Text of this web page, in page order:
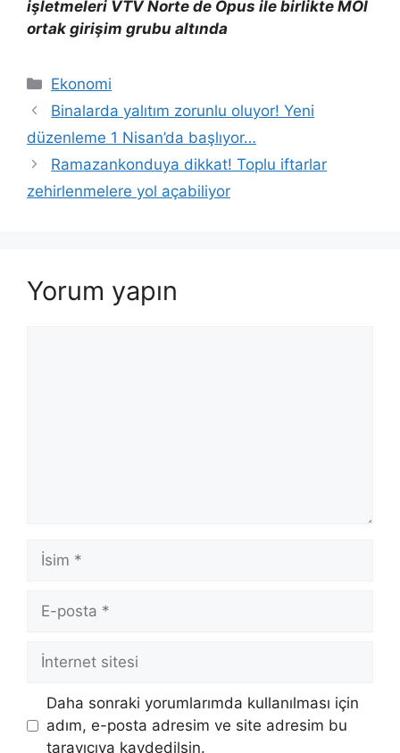
işletmeleri VTV Norte de Opus ile birlikte MOI
ortak girişim grubu altında
Kategoriler
Ekonomi
Binalarda yalıtım zorunlu oluyor! Yeni
düzenleme 1 Nisan’da başlıyor…
Ramazankonduya dikkat! Toplu iftarlar
zehirlenmelere yol açabiliyor
Yorum yapın
İsim
posta
İnternet
Daha sonraki yorumlarımda kullanılması için
adım, e-posta adresim ve site adresim bu
tarayıcıya kaydedilsin.